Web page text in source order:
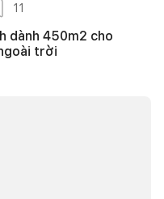
11
dành 450m2 cho
trời